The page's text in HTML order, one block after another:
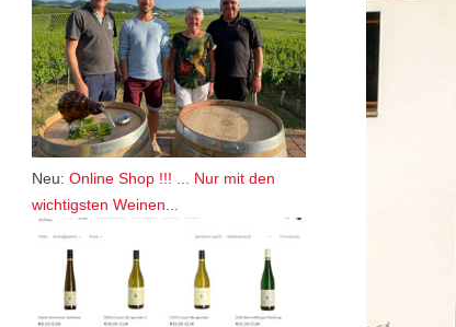
Neu: Online Shop !!! ... Nur mit den
wichtigsten Weinen...